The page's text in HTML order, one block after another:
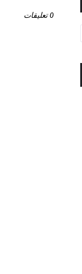
0 تعليقات